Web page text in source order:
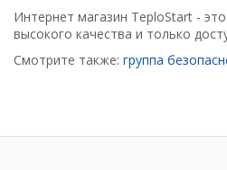
Интернет магазин TeploStart -
высокого качества и только
Смотрите также: группа